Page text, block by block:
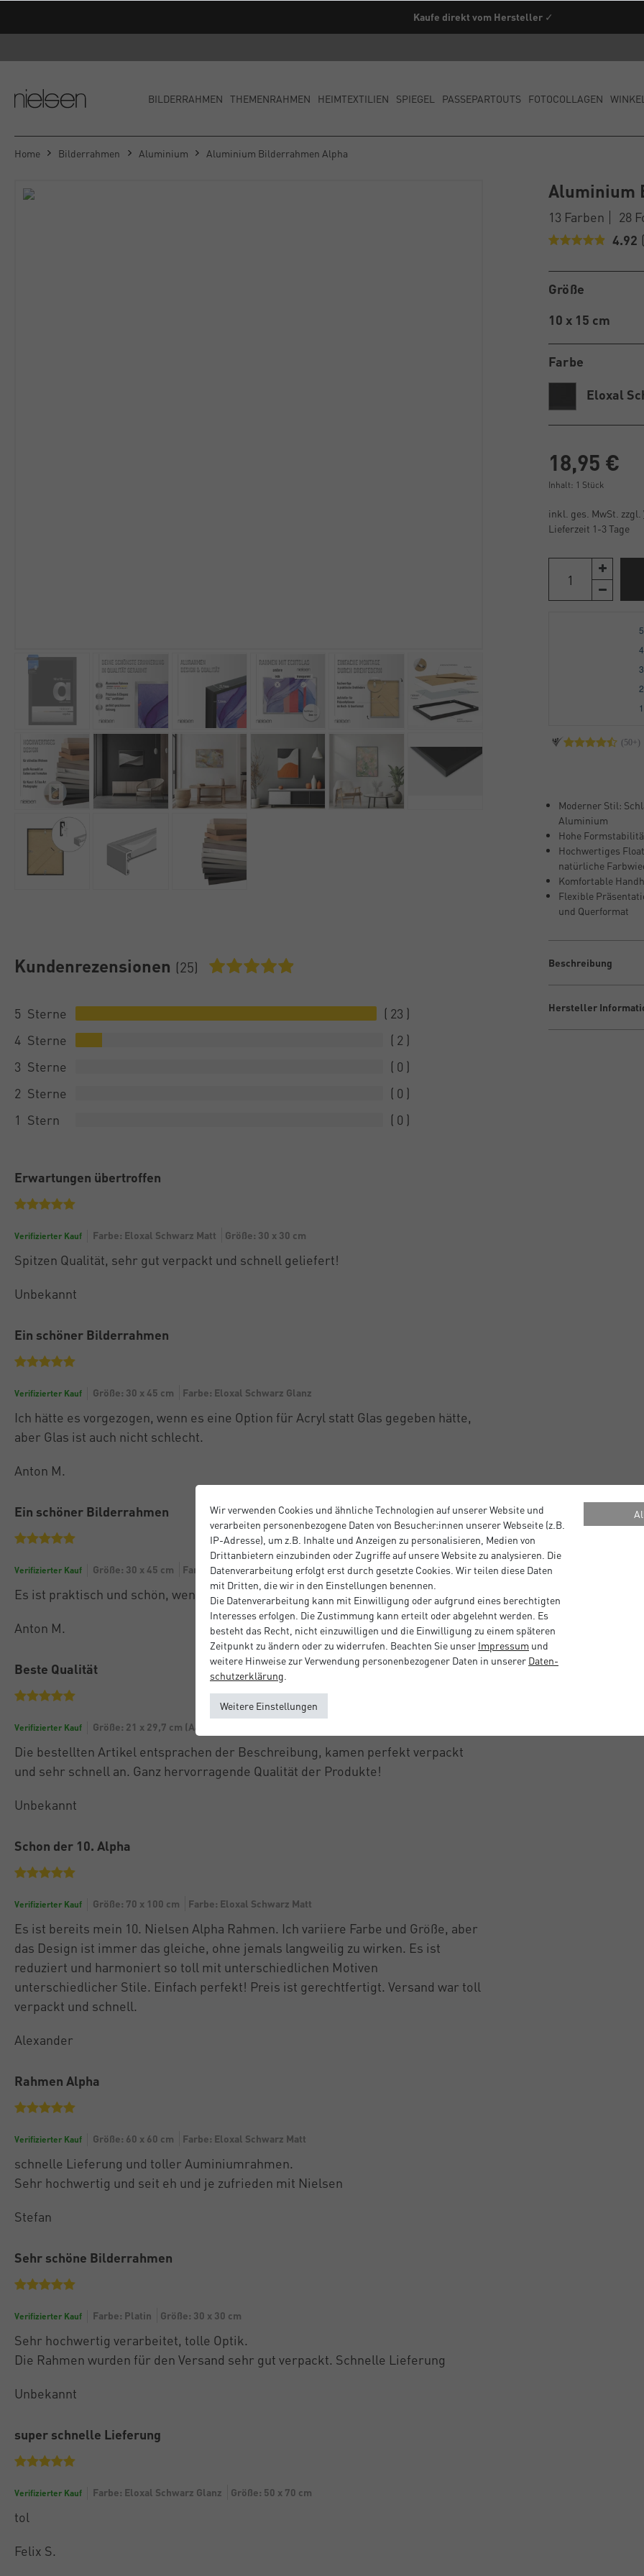
Kaufe direkt vom Hersteller ✓
BILDERRAHMEN THEMENRAHMEN HEIMTEXTILIEN SPIEGEL PASSEPARTOUTS FOTOCOLLAGEN
Home Bilderrahmen Aluminium Aluminium Bilderrahmen Alpha
Kundenrezensionen (25)
5
23
4
2
3
0
2
0
1
0
Erwartungen übertroffen
Verifizierter Kauf Farbe: Eloxal Schwarz Matt Größe: 30 x 30 cm
Spitzen Qualität, sehr gut verpackt und schnell geliefert!
Unbekannt
Ein schöner Bilderrahmen
Verifizierter Kauf Größe: 30 x 45 cm Farbe: Eloxal Schwarz Glanz
Ich hätte es vorgezogen, wenn es eine Option für Acryl statt Glas gegeben hätte,
aber Glas ist auch nicht schlecht.
Anton M.
Ein schöner Bilderrahmen
Verifizierter Kauf Größe: 30 x 45 cm Farbe: Eloxal Schwarz Glanz
Es ist praktisch und schön, wenn auch etwas teuer.
Anton M.
Beste Qualität
Verifizierter Kauf Größe: 21 x 29,7 cm (A4)
Die bestellten Artikel entsprachen der Beschreibung, kamen perfekt verpackt
und sehr schnell an. Ganz hervorragende Qualität der Produkte!
Unbekannt
Schon der 10. Alpha
Verifizierter Kauf Größe: 70 x 100 cm Farbe: Eloxal Schwarz Matt
Es ist bereits mein 10. Nielsen Alpha Rahmen. Ich variiere Farbe und Größe, aber
das Design ist immer das gleiche, ohne jemals langweilig zu wirken. Es ist
reduziert und harmoniert so toll mit unterschiedlichen Motiven
unterschiedlicher Stile. Einfach perfekt! Preis ist gerechtfertigt. Versand war toll
verpackt und schnell.
Alexander
Rahmen Alpha
Verifizierter Kauf Größe: 60 x 60 cm Farbe: Eloxal Schwarz Matt
schnelle Lieferung und toller Auminiumrahmen.
Sehr hochwertig und seit eh und je zufrieden mit Nielsen
Stefan
Sehr schöne Bilderrahmen
Verifizierter Kauf Farbe: Platin Größe: 30 x 30 cm
Sehr hochwertig verarbeitet, tolle Optik.
Die Rahmen wurden für den Versand sehr gut verpackt. Schnelle Lieferung
Unbekannt
super schnelle Lieferung
Verifizierter Kauf Farbe: Eloxal Schwarz Glanz Größe: 50 x 70 cm
tol
Felix S.
Aluminium
13 Farben
28
4.92
Größe
10 x 15 cm
Farbe
Eloxal
18,95 €
Inhalt: 1 Stück
inkl. ges. MwSt. zzgl.
Lieferzeit 1-3 Tage
Moderner Stil:
Aluminium
Hohe
Hochwertiges
natürliche
Komfortable
Flexible
und Querformat
Beschreibung
Hersteller
Wir verwenden Cookies und ähnliche Technologien auf unserer Website und
verarbeiten personenbezogene Daten von Besucher:innen unserer Webseite (z.B.
IP-Adresse), um z.B. Inhalte und Anzeigen zu personalisieren, Medien von
Drittanbietern einzubinden oder Zugriffe auf unsere Website zu analysieren. Die
Datenverarbeitung erfolgt erst durch gesetzte Cookies. Wir teilen diese Daten
mit Dritten, die wir in den Einstellungen benennen.
Die Datenverarbeitung kann mit Einwilligung oder aufgrund eines berechtigten
Interesses erfolgen. Die Zustimmung kann erteilt oder abgelehnt werden. Es
besteht das Recht, nicht einzuwilligen und die Einwilligung zu einem späteren
Zeitpunkt zu ändern oder zu widerrufen. Beachten Sie unser Impressum und
weitere Hinweise zur Verwendung personenbezogener Daten in unserer Daten­
schutz­erklärung
Weitere Einstellungen